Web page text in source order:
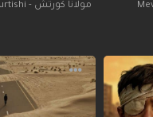
مولانا كورتش - Mevlan Kurtishi